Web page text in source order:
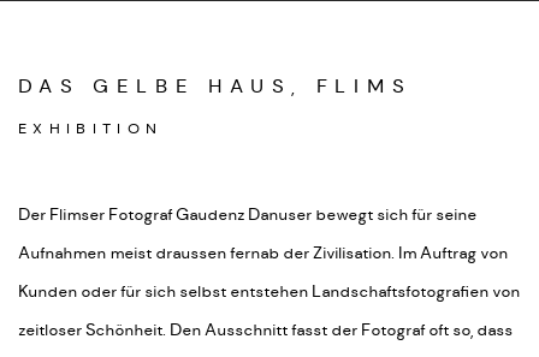
DAS GELBE HAUS, FLIMS
EXHIBITION
Der Flimser Fotograf Gaudenz Danuser bewegt sich für seine
Aufnahmen meist draussen fernab der Zivilisation. Im Auftrag von
Kunden oder für sich selbst entstehen Landschaftsfotografien von
zeitloser Schönheit. Den Ausschnitt fasst der Fotograf oft so, dass